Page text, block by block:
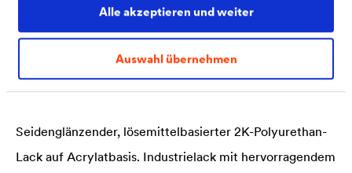
Alle akzeptieren und weiter
Auswahl übernehmen
Seidenglänzender 2K PU Lack, Grundierung und
Decklack mit universeller Haftung, auf
Lösemittelbasis.
Seidenglänzender, lösemittelbasierter 2K-Polyurethan-
Lack auf Acrylatbasis. Industrielack mit hervorragendem